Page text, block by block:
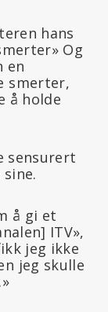
hans
Og
en
smerter,
å holde
sensurert
å gi et
ITV»,
jeg ikke
jeg skulle